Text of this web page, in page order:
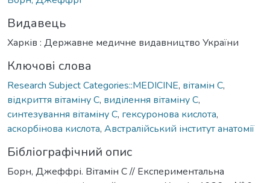
Видавець
Харків : Державне медичне видавництво України
Ключові слова
Research Subject Categories::MEDICINE, вітамін С,
відкриття вітаміну С, виділення вітаміну С,
синтезування вітаміну С, гексуронова кислота,
аскорбінова кислота, Австралійський інститут анатомії
Бібліографічний опис
Борн, Джеффрі. Вітамін С // Експериментальна